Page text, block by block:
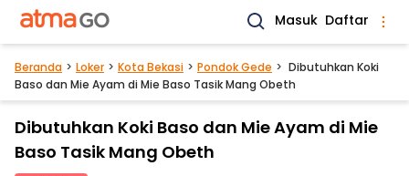
Masuk Daftar
Beranda Loker Kota Bekasi Pondok Gede
Dibutuhkan Koki
Baso dan Mie Ayam di Mie Baso Tasik Mang Obeth
Dibutuhkan Koki Baso dan Mie Ayam di Mie
Baso Tasik Mang Obeth